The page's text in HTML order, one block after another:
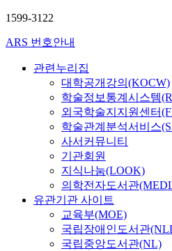
1599-3122
ARS 번호안내
관련누리집
대학공개강의(KOCW)
학술정보통계시스템
외국학술지지원센터
학술관계분석서비스
사서커뮤니티
기관회원
지식나눔(LOOK)
의학전자도서관
유관기관 사이트
교육부(MOE)
국립장애인도서관
국립중앙도서관(NL)